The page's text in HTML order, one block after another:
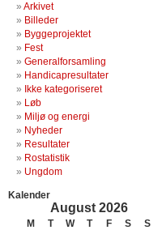
Arkivet
Billeder
Byggeprojektet
Fest
Generalforsamling
Handicapresultater
Ikke kategoriseret
Løb
Miljø og energi
Nyheder
Resultater
Rostatistik
Ungdom
Kalender
August 2026
M T W T F S S